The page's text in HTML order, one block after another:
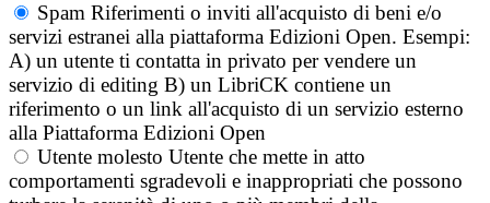
Spam Riferimenti o inviti all'acquisto di beni e/o
servizi estranei alla piattaforma Edizioni Open. Esempi:
A) un utente ti contatta in privato per vendere un
servizio di editing B) un LibriCK contiene un
riferimento o un link all'acquisto di un servizio esterno
alla Piattaforma Edizioni Open
Utente molesto Utente che mette in atto
comportamenti sgradevoli e inappropriati che possono